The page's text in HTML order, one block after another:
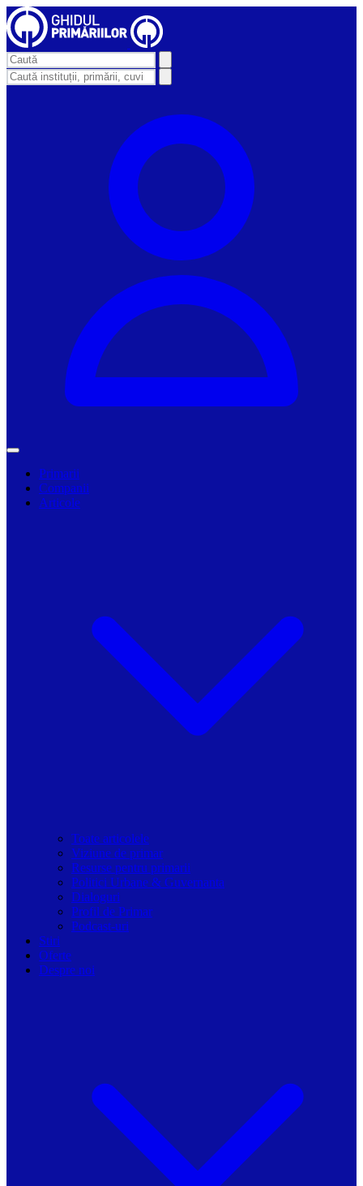
Primarii
Companii
Articole
Toate articolele
Viziune de primar
Resurse pentru primarii
Politici Urbane & Guvernanta
Dialoguri
Profil de Primar
Podcast-uri
Stiri
Oferte
Despre noi